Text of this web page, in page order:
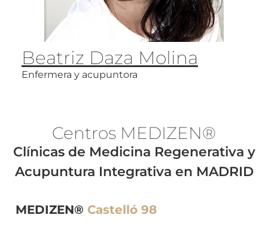
Beatriz Daza Molina
Enfermera y acupuntora
Centros MEDIZEN®
Clínicas de Medicina Regenerativa y
Acupuntura Integrativa en MADRID
MEDIZEN® Castelló 98